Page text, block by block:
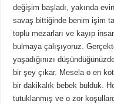
değişim başladı, yakında
savaş bittiğinde benim işim
toplu mezarları ve kayıp
bulmaya çalışıyoruz.
yaşadığınızı
bir şey çıkar. Mesela o en
bir dakikalık bebek bulduk.
tutuklanmış ve o zor